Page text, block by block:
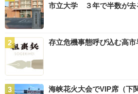
市立大学 ３年で半数が去
存立危機事態呼び込む高市
海峡花火大会でVIP席（下